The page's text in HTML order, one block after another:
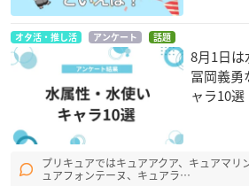
オタ活・推し活 アンケート 話題
8月1日は
冨岡義勇
ャラ10選
プリキュアではキュアアクア、キュアマリ
ュアフォンテーヌ、キュアラ…